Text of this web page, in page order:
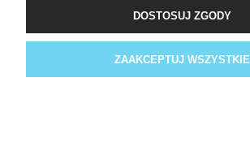
O NAS
DOSTOSUJ ZGODY
ZAAKCEPTUJ WSZYSTKIE